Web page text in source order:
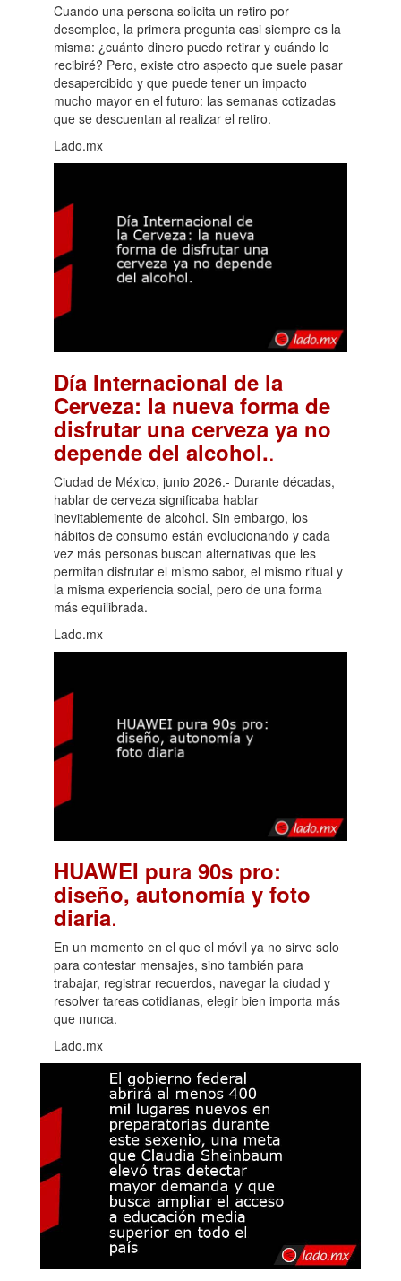
Cuando una persona solicita un retiro por
desempleo, la primera pregunta casi siempre es la
misma: ¿cuánto dinero puedo retirar y cuándo lo
recibiré? Pero, existe otro aspecto que suele pasar
desapercibido y que puede tener un impacto
mucho mayor en el futuro: las semanas cotizadas
que se descuentan al realizar el retiro.
Lado.mx
Día Internacional de la
Cerveza: la nueva forma de
disfrutar una cerveza ya no
depende del alcohol..
Ciudad de México, junio 2026.- Durante décadas,
hablar de cerveza significaba hablar
inevitablemente de alcohol. Sin embargo, los
hábitos de consumo están evolucionando y cada
vez más personas buscan alternativas que les
permitan disfrutar el mismo sabor, el mismo ritual y
la misma experiencia social, pero de una forma
más equilibrada.
Lado.mx
HUAWEI pura 90s pro:
diseño, autonomía y foto
diaria.
En un momento en el que el móvil ya no sirve solo
para contestar mensajes, sino también para
trabajar, registrar recuerdos, navegar la ciudad y
resolver tareas cotidianas, elegir bien importa más
que nunca.
Lado.mx